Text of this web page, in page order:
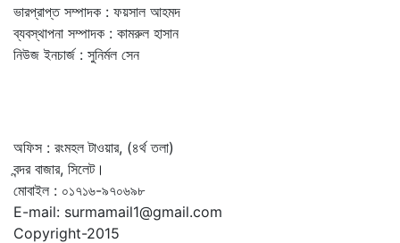
ভারপ্রাপ্ত সম্পাদক : ফয়সাল আহমদ
ব্যবস্থাপনা সম্পাদক : কামরুল হাসান
নিউজ ইনচার্জ : সুনির্মল সেন
অফিস : রংমহল টাওয়ার, (৪র্থ তলা)
বন্দর বাজার, সিলেট।
মোবাইল : ০১৭১৬-৯৭০৬৯৮
E-mail: surmamail1@gmail.com
Copyright-2015